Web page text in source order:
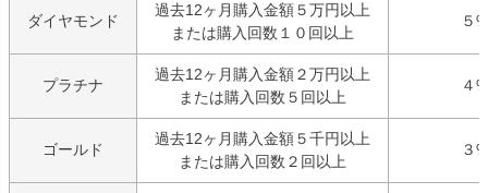
ダイヤモンド
過去12ヶ月購入金額５万円以上
または購入回数１０回以上
５%
プラチナ
過去12ヶ月購入金額２万円以上
または購入回数５回以上
４%
ゴールド
過去12ヶ月購入金額５千円以上
または購入回数２回以上
３%